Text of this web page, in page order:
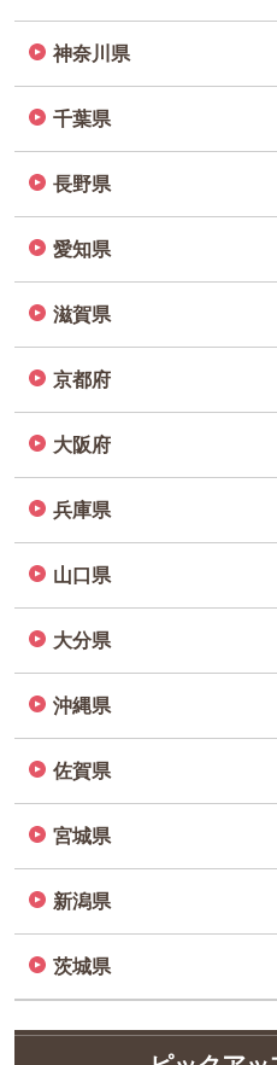
神奈川県
千葉県
長野県
愛知県
滋賀県
京都府
大阪府
兵庫県
山口県
大分県
沖縄県
佐賀県
宮城県
新潟県
茨城県